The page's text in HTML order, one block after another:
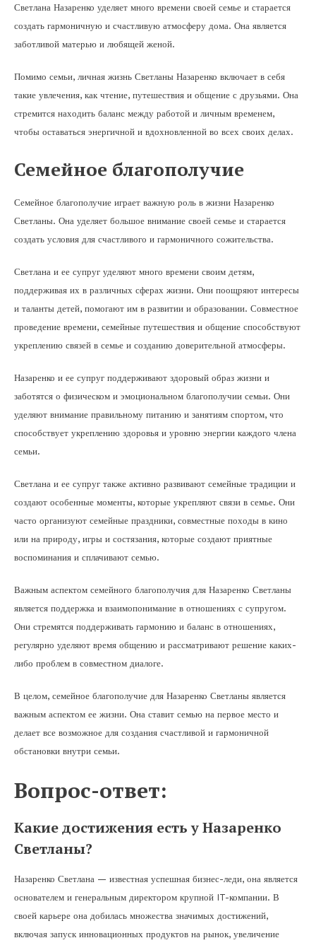
Светлана Назаренко уделяет много времени своей семье и старается
создать гармоничную и счастливую атмосферу дома. Она является
заботливой матерью и любящей женой.
Помимо семьи, личная жизнь Светланы Назаренко включает в себя
такие увлечения, как чтение, путешествия и общение с друзьями. Она
стремится находить баланс между работой и личным временем,
чтобы оставаться энергичной и вдохновленной во всех своих делах.
Семейное благополучие
Семейное благополучие играет важную роль в жизни Назаренко
Светланы. Она уделяет большое внимание своей семье и старается
создать условия для счастливого и гармоничного сожительства.
Светлана и ее супруг уделяют много времени своим детям,
поддерживая их в различных сферах жизни. Они поощряют интересы
и таланты детей, помогают им в развитии и образовании. Совместное
проведение времени, семейные путешествия и общение способствуют
укреплению связей в семье и созданию доверительной атмосферы.
Назаренко и ее супруг поддерживают здоровый образ жизни и
заботятся о физическом и эмоциональном благополучии семьи. Они
уделяют внимание правильному питанию и занятиям спортом, что
способствует укреплению здоровья и уровню энергии каждого члена
семьи.
Светлана и ее супруг также активно развивают семейные традиции и
создают особенные моменты, которые укрепляют связи в семье. Они
часто организуют семейные праздники, совместные походы в кино
или на природу, игры и состязания, которые создают приятные
воспоминания и сплачивают семью.
Важным аспектом семейного благополучия для Назаренко Светланы
является поддержка и взаимопонимание в отношениях с супругом.
Они стремятся поддерживать гармонию и баланс в отношениях,
регулярно уделяют время общению и рассматривают решение каких-
либо проблем в совместном диалоге.
В целом, семейное благополучие для Назаренко Светланы является
важным аспектом ее жизни. Она ставит семью на первое место и
делает все возможное для создания счастливой и гармоничной
обстановки внутри семьи.
Вопрос-ответ:
Какие достижения есть у Назаренко
Светланы?
Назаренко Светлана — известная успешная бизнес-леди, она является
основателем и генеральным директором крупной IT-компании. В
своей карьере она добилась множества значимых достижений,
включая запуск инновационных продуктов на рынок, увеличение